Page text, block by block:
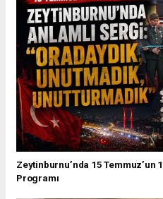
Zeytinburnu’nda 15 Temmuz’un
Programı